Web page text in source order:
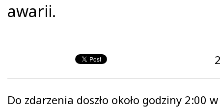
awarii.
Do zdarzenia doszło około godziny 2:00